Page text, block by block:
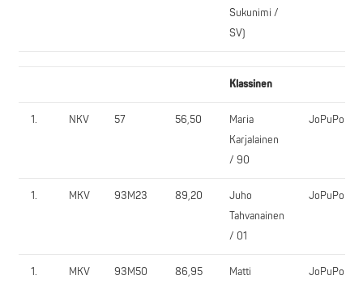
Sukunimi /
SV)
Klassinen
1. NKV 57 56,50
Maria
Karjalainen
/ 90
JoPuPo
1. MKV 93M23 89,20
Juho
Tahvanainen
/ 01
JoPuPo
1. MKV 93M50 86,95
Matti
JoPuPo